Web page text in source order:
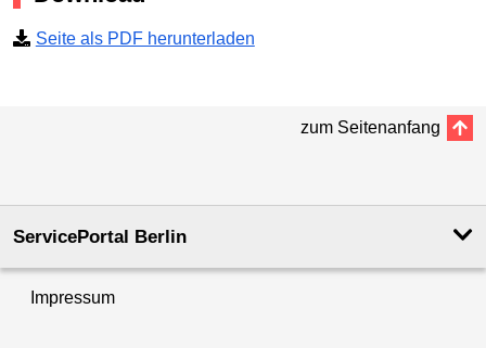
Seite als PDF herunterladen
zum Seitenanfang
ServicePortal Berlin
Impressum